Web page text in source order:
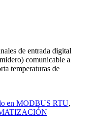
de entrada digital
comunicable a
temperaturas de
en MODBUS RTU,